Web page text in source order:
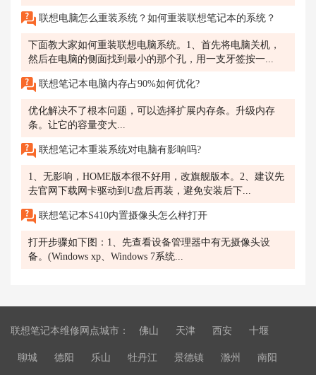
联想电脑怎么重装系统？如何重装联想笔记本的系统？
下面教大家如何重装联想电脑系统。1、首先将电脑关机，
然后在电脑的侧面找到最小的那个孔，用一支牙签按一...
联想笔记本电脑内存占90%如何优化?
优化解决不了根本问题，可以选择扩展内存条。升级内存
条。让它的容量变大...
联想笔记本重装系统对电脑有影响吗?
1、无影响，HOME版本很不好用，改旗舰版本。2、建议先
去官网下载网卡驱动到U盘后再装，避免安装后下...
联想笔记本S410内置摄像头怎么样打开
打开步骤如下图：1、先查看设备管理器中有无摄像头设
备。(Windows xp、Windows 7系统...
联想笔记本维修网点城市： 佛山 天津 西安 十堰
聊城 德阳 乐山 牡丹江 景德镇 滁州 南阳